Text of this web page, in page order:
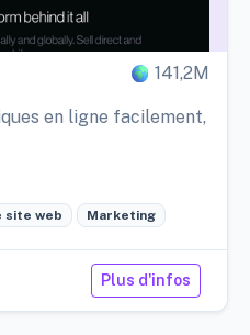
141,2M
en ligne facilement,
site web Marketing
Plus d'infos